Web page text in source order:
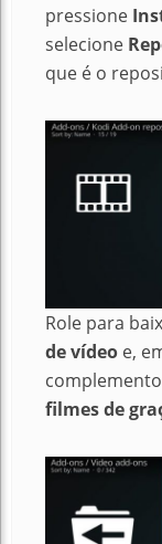
pressione
selecione
que é o
Role para
de vídeo e,
filmes de